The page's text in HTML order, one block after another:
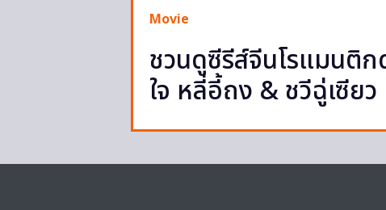
Movie
ชวนดูซีรีส์จีนโรแมนติ
ใจ หลี่อี้ถง & ชวีฉู่เซียว